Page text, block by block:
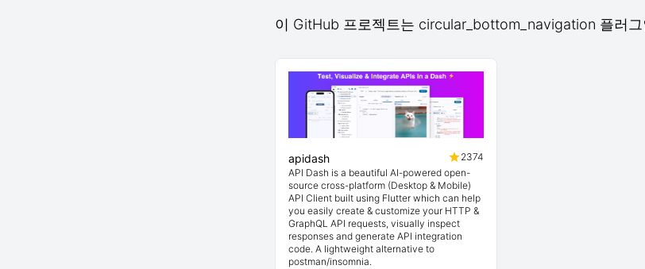
이 GitHub 프로젝트는 circular_bottom_navigation 플러
apidash
2374
API Dash is a beautiful AI-powered open-
source cross-platform (Desktop & Mobile)
API Client built using Flutter which can help
you easily create & customize your HTTP &
GraphQL API requests, visually inspect
responses and generate API integration
code. A lightweight alternative to
postman/insomnia.